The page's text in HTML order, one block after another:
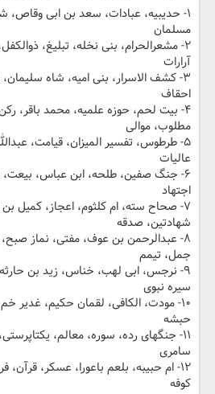
۱- حدیبیه، عبادات، سعد بن ابی وقاص،
مسلمان
۲- مشعرالحرام، بنی نخله، تبلیغ،
آرارات
۳- کشف الاسرار، بنی امیه، شاه
احقاف
۴- بیت لحم، حوزه علمیه، محمد باقر،
مطلوب، موالی
۵- طرطوس، تفسیر المیزان، قیامت،
عالیات
۶- جنگ صفین، طلحه، ابن عباس، بیعت،
اجتهاد
۷- صحاح سته، ام کلثوم، اعجاز، کمیل بن
شهادتین، صدقه
۸- عبدالرحمن بن عوف، مفتی، نماز
جمل، تیمم
۹- نرجس، ابی لهب، خناس، زید بن
سیره نبوی
۱۰- مودت، الکافی، لقمان حکیم، غدیر
حبشه
۱۱- جنگهای رده، سوره، معالم،
سامری
۱۲- ام حبیبه، بلعم باعورا، عسکر،
کوفه